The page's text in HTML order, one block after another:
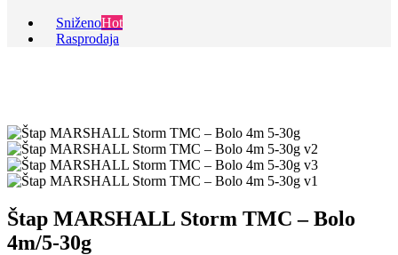
SniženoHot
Rasprodaja
Štap MARSHALL Storm TMC – Bolo
4m/5-30g